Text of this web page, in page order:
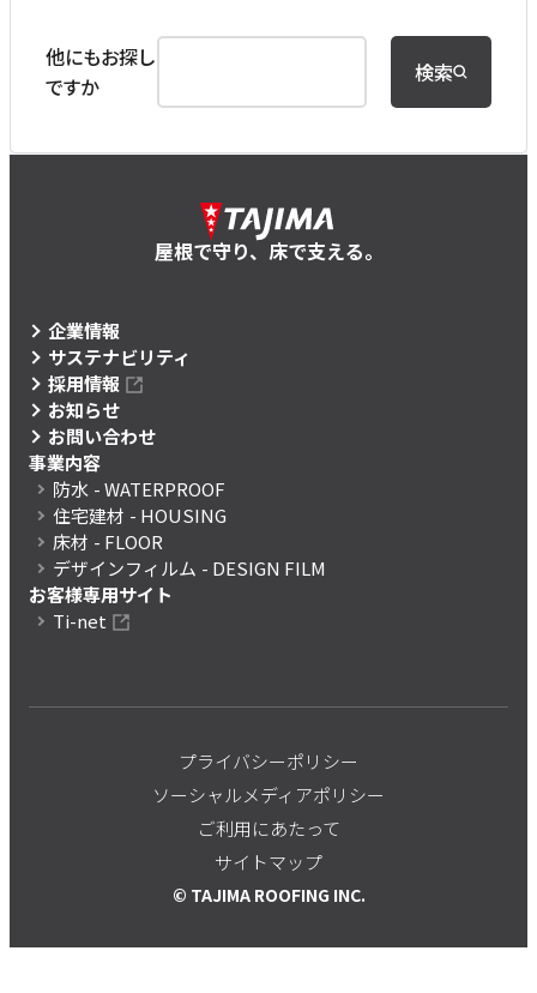
他にもお探し
ですか
検索
屋根で守り、床で支える。
企業情報
サステナビリティ
採用情報
お知らせ
お問い合わせ
事業内容
防水 - WATERPROOF
住宅建材 - HOUSING
床材 - FLOOR
デザインフィルム - DESIGN FILM
お客様専用サイト
Ti-net
プライバシーポリシー
ソーシャルメディアポリシー
ご利用にあたって
サイトマップ
© TAJIMA ROOFING INC.